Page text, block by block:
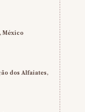
México
dos Alfaiates,